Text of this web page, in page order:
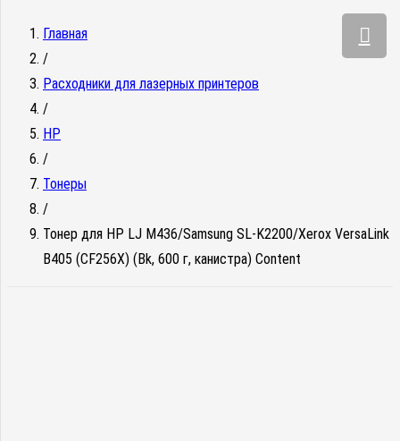
Главная
/
Расходники для лазерных принтеров
/
HP
/
Тонеры
/
Тонер для HP LJ M436/Samsung SL-K2200/Xerox VersaLink
B405 (CF256X) (Bk, 600 г, канистра) Content